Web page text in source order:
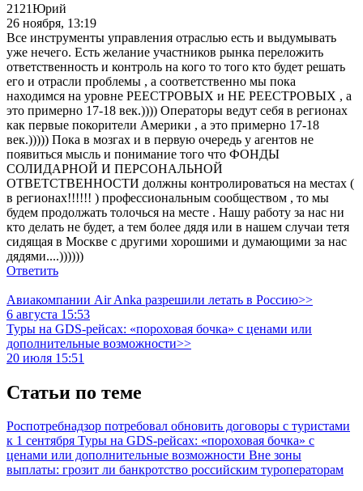
2121Юрий
26 ноября, 13:19
Все инструменты управления отраслью есть и выдумывать
уже нечего. Есть желание участников рынка переложить
ответственность и контроль на кого то того кто будет решать
его и отрасли проблемы , а соответственно мы пока
находимся на уровне РЕЕСТРОВЫХ и НЕ РЕЕСТРОВЫХ , а
это примерно 17-18 век.)))) Операторы ведут себя в регионах
как первые покорители Америки , а это примерно 17-18
век.))))) Пока в мозгах и в первую очередь у агентов не
появиться мысль и понимание того что ФОНДЫ
СОЛИДАРНОЙ И ПЕРСОНАЛЬНОЙ
ОТВЕТСТВЕННОСТИ должны контролироваться на местах (
в регионах!!!!!! ) профессиональным сообществом , то мы
будем продолжать толочься на месте . Нашу работу за нас ни
кто делать не будет, а тем более дядя или в нашем случаи тетя
сидящая в Москве с другими хорошими и думающими за нас
дядями....))))))
Ответить
Авиакомпании Air Anka разрешили летать в Россию>>
6 августа 15:53
Туры на GDS-рейсах: «пороховая бочка» с ценами или
дополнительные возможности>>
20 июля 15:51
Статьи по теме
Роспотребнадзор потребовал обновить договоры с туристами
к 1 сентября Туры на GDS-рейсах: «пороховая бочка» с
ценами или дополнительные возможности Вне зоны
выплаты: грозит ли банкротство российским туроператорам